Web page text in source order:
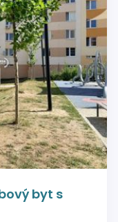
byt s